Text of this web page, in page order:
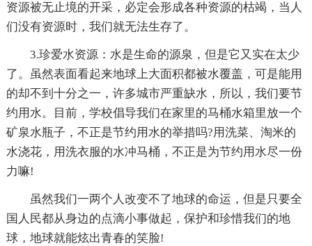
资源被无止境的开采，必定会形成各种资源的枯竭，当人
们没有资源时，我们就无法生存了。
3.珍爱水资源：水是生命的源泉，但是它又实在太少
了。虽然表面看起来地球上大面积都被水覆盖，可是能用
的却不到十分之一，许多城市严重缺水，所以，我们要节
约用水。目前，学校倡导我们在家里的马桶水箱里放一个
矿泉水瓶子，不正是节约用水的举措吗?用洗菜、淘米的
水浇花，用洗衣服的水冲马桶，不正是为节约用水尽一份
力嘛!
虽然我们一两个人改变不了地球的命运，但是只要全
国人民都从身边的点滴小事做起，保护和珍惜我们的地
球，地球就能炫出青春的笑脸!